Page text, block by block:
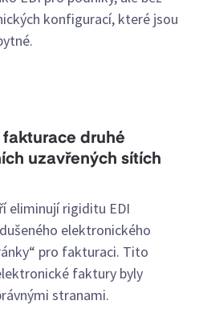
konfigurací, které jsou
fakturace druhé
uzavřených sítích
eliminují rigiditu EDI
elektronického
pro fakturaci. Tito
faktury byly
stranami.